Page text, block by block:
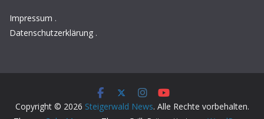
Impressum .
Datenschutzerklärung .
Copyright © 2026 Steigerwald News. Alle Rechte vorbehalten.